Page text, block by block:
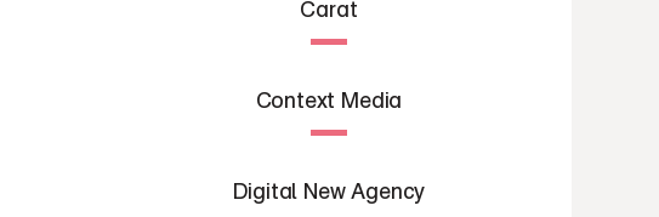
Carat
Context Media
Digital New Agency